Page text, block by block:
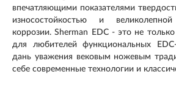
впечатляющими показателями
износостойкостью и
коррозии. Sherman EDC - это не
для любителей функциональных
дань уважения вековым ножевым
себе современные технологии и